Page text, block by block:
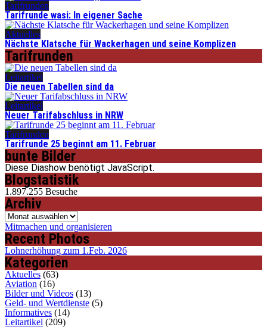
Tarifrunden
Tarifrunde wasi: In eigener Sache
Aktuelles
Nächste Klatsche für Wackerhagen und seine Komplizen
Tarifrunden
Leitartikel
Die neuen Tabellen sind da
Leitartikel
Neuer Tarifabschluss in NRW
Tarifrunden
Tarifrunde 25 beginnt am 11. Februar
bunte Bilder
Diese Diashow benötigt JavaScript.
Blogstatistik
1.897.255 Besuche
Archiv
Archiv
Mitmachen und organisieren
Recent Photos
Lohnerhöhung zum 1.Feb. 2026
Kategorien
Aktuelles (63)
Aviation (16)
Bilder und Videos (13)
Geld- und Wertdienste (5)
Informatives (14)
Leitartikel (209)